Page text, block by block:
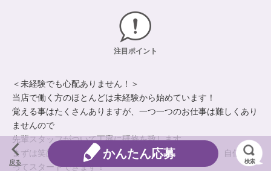
注目ポイント
＜未経験でも心配ありません！＞
当店で働く方のほとんどは未経験から始めています！
覚える事はたくさんありますが、一つ一つのお仕事は難しくあり
ませんので
先輩スタッフがついて丁寧に研修を致します。
まずは笑顔で元気な接客ができれば、未経験の方でも、自信を持
ってスタートできます！
戻る
かんたん応募
検索